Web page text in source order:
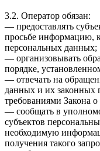
3.2. Оператор обязан:
— предоставлять
просьбе информацию,
персональных данных;
— организовывать
порядке,
— отвечать на
данных и их законных
требованиями Закона
— сообщать в
субъектов
необходимую
получения такого